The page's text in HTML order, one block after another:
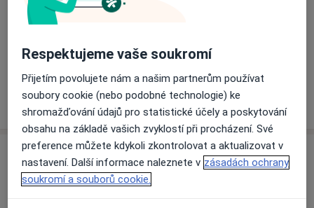
Ceník
Informace o službách a cenách nejsou k dispozici
Tento specialista ještě nepřidával žádné informace o
svých službách.
Adresa
Praktický lékař gynekolog
Respektujeme vaše soukromí
Přijetím povolujete nám a našim partnerům používat
soubory cookie (nebo podobné technologie) ke
shromažďování údajů pro statistické účely a poskytování
obsahu na základě vašich zvyklostí při procházení. Své
preference můžete kdykoli zkontrolovat a aktualizovat v
nastavení. Další informace naleznete v zásadách ochrany
soukromí a souborů cookie.